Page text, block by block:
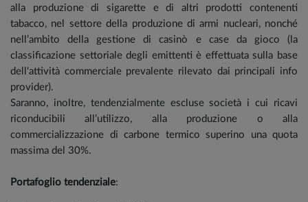
alla produzione di sigarette e di altri prodotti contenenti
tabacco, nel settore della produzione di armi nucleari, nonché
nell’ambito della gestione di casinò e case da gioco (la
classificazione settoriale degli emittenti è effettuata sulla base
dell'attività commerciale prevalente rilevato dai principali info
provider).
Saranno, inoltre, tendenzialmente escluse società i cui ricavi
riconducibili all’utilizzo, alla produzione o alla
commercializzazione di carbone termico superino una quota
massima del 30%.
Portafoglio tendenziale: